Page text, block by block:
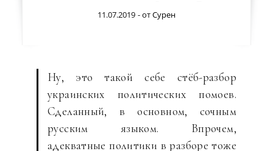
11.07.2019 - отСурен
Ну, это такой себе стёб-разбор
украинских политических помоев.
Сделанный, в основном, сочным
русским языком. Впрочем,
адекватные политики в разборе тоже